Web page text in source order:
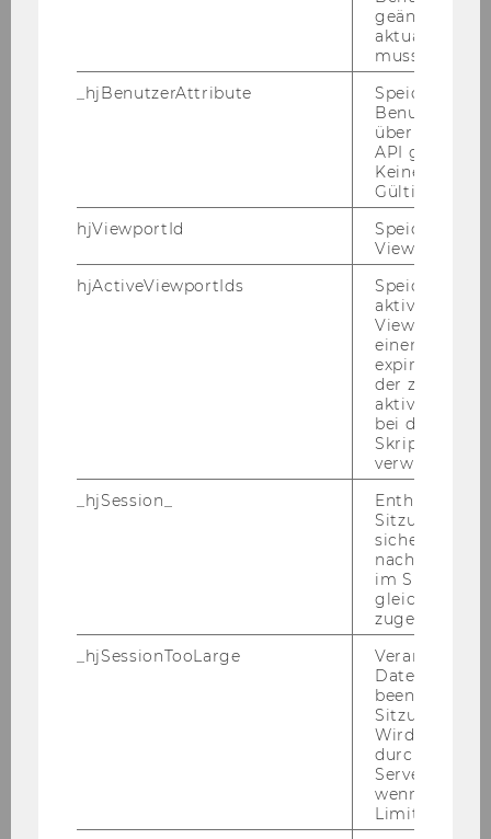
Semesterclosing 22.06.2009
DBA-Verhandlungen 25.-26.5.2009
Wolfgang Gassner Gedächtnis-Vorlesung
Defensio von Mag. Michael Schilcher am 12.
Podiumsdiskussion der Anwälte 04.05.2009
VAT Konferenz von 26. bis 28. März 2009
geändert hat
aktualisiert
muss.
_hjBenutzerAttribute
Speichert
über die
API gesendet
Keine
hjViewportId
Speichert
Viewport-
hjActiveViewportIds
Speichert die
aktiven
Viewports.
einen
der zur
aktiver
bei der
verwendet
_hjSession_
Enthält die
sicher, dass
im
gleichen
zugeordnet
_hjSessionTooLarge
Veranlasst
beenden,
Sitzung zu
Wird
durch ein
Servers
wenn die
Limit